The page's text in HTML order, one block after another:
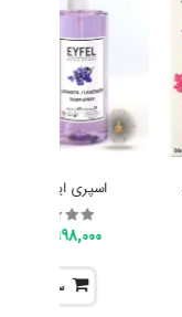
اسپری ایفل اصلی
998,000 تومان
سبد خرید